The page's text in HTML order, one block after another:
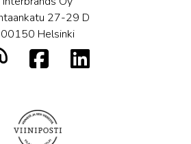
27-29 D
00150 Helsinki